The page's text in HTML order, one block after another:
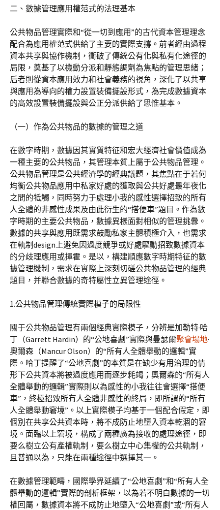
二、數據管理應用權范式的法理基本
公共物品管理實際和“從一切到應用”的古代資本管理理念
配合為應用權范式供給了主要的實際支撐。前者經由過程
資本共享與協作機制，衝破了傳統公有化與私有化途徑的
局限，奠基了以機動分派和靜態調劑為焦點的管理思緒；
后者則從資本應用效力和社會義務的視角，深化了以共享
與應用為導向的權力設置裝備擺設形式，為完成數據資本
的高效設置裝備擺設與公正分派供給了思惟基本。
（一）作為公共物品的數據的管理之道
在數字時期，數據因其實質特征和宏大經濟社會價值成為
一種主要的公共物品，其管理本質上屬于公共物品管理。
公共物品管理是公共經濟學的經典議題，其焦點在于若何
均衡公共物品應用中私家好處的獲取與公共好處最年夜化
之間的牴觸，同時努力于處理小我的感性選擇招致的所有
人全體的非感性成果及由此衍生的“搭便車”題目。作為數
字時期的主要公共物品，數據異樣面對相似的管理挑釁。
數據的共享與應用既需求鼓勵私家主體積極介入，也需求
在軌制design上避免因過度競爭或好處驅動招致數據資本
的分歧理應用或揮霍。是以，構建順應數字時期特征的數
據管理機制，需求在實際上深刻切磋公共物品管理的經典
題目，并聯合數據的奇特屬性立異管理途徑。
1.公共物品管理傳統實際模子的局限性
關于公共物品管理有兩個經典實際模子，分辨是加勒特·哈
丁（Garrett Hardin）的“公地喜劇”實際與曼瑟爾聚會場地·
奧爾森（Mancur Olson）的“所有人全體舉動的邏輯”實
際。哈丁提醒了“公地喜劇”的本質是在缺少有用治理的情
形下公共資本將被過度應用而逐步耗竭；奧爾森的“所有人
全體舉動的邏輯”實際則以為感性的小我往往會選擇“搭便
車”，終極招致所有人全體非感性的終局，即所謂的“所有
人全體舉動窘境”。以上實際模子均基于一個配合假定，即
個別在共享公共資本時，將不成防止地墮入資本乾涸的窘
境。面臨以上窘境，構成了兩種廣為接收的處理途徑，即
要么樹立公有產權軌制，要么樹立中心集權的公共軌制，
且普通以為，只能在兩種途徑中選擇其一。
在數據管理範疇，國際學界延續了“公地喜劇”和“所有人全
體舉動的邏輯”實際的剖析框架，以為若不明白數據的一切
權回屬，數據資本將不成防止地墮入“公地喜劇”或“所有人